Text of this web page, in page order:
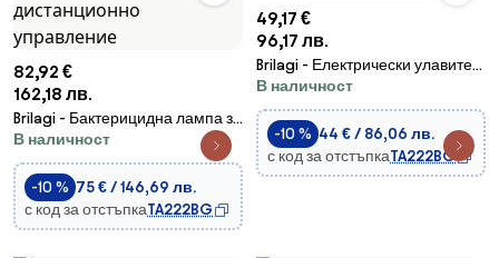
82,92 €
162,18 лв.
Brilagi - Бактерицидна лампа за
дезинфекция UVC/100W/230V
+ дистанционно управление
В наличност
-10 % 75 € / 146,69 лв.
с код за отстъпкаTA222BG
49,17 €
96,17 лв.
Brilagi - Електрически улавител
на насекоми 2xUV/15W/230V за
80 m2
В наличност
-10 % 44 € / 86,06 лв.
с код за отстъпкаTA222BG